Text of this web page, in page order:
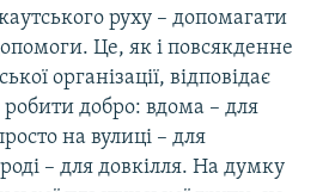
руху – допомагати
Це, як і повсякденне
організації, відповідає
робити добро: вдома – для
на вулиці – для
– для довкілля. На думку